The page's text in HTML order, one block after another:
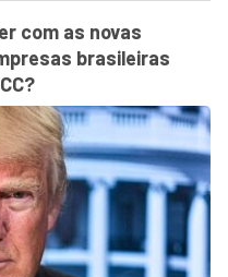
com as novas
brasileiras